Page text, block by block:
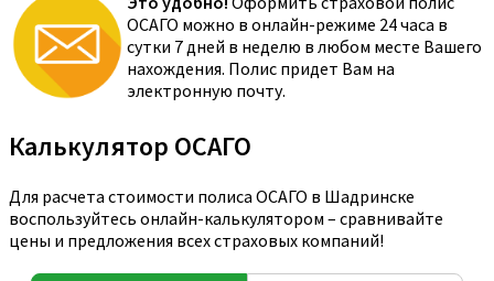
ОСАГО можно в онлайн-режиме 24 часа в
сутки 7 дней в неделю в любом месте Вашего
нахождения. Полис придет Вам на
электронную почту.
Калькулятор ОСАГО
Для расчета стоимости полиса ОСАГО в Шадринске
воспользуйтесь онлайн-калькулятором – сравнивайте
цены и предложения всех страховых компаний!